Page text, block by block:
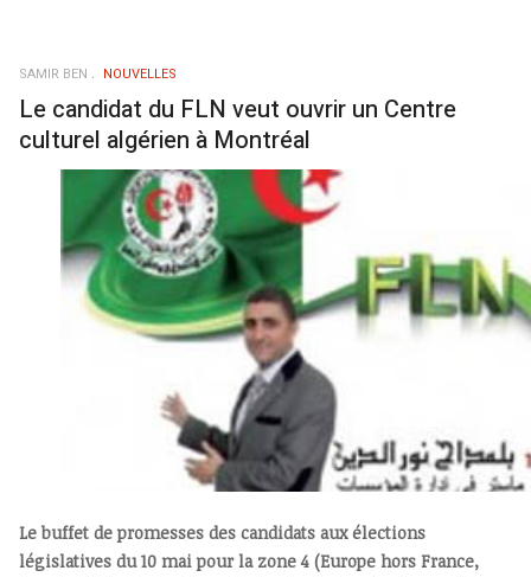
SAMIR BEN NOUVELLES
Le candidat du FLN veut ouvrir un Centre
culturel algérien à Montréal
Le buffet de promesses des candidats aux élections
législatives du 10 mai pour la zone 4 (Europe hors France,